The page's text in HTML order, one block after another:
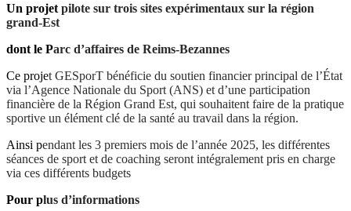
Un projet pilote sur trois sites expérimentaux sur la région
grand-Est
dont le Parc d’affaires de Reims-Bezannes
Ce projet GESporT bénéficie du soutien financier principal de l’État
via l’Agence Nationale du Sport (ANS) et d’une participation
financière de la Région Grand Est, qui souhaitent faire de la pratique
sportive un élément clé de la santé au travail dans la région.
Ainsi pendant les 3 premiers mois de l’année 2025, les différentes
séances de sport et de coaching seront intégralement pris en charge
via ces différents budgets
Pour plus d’informations